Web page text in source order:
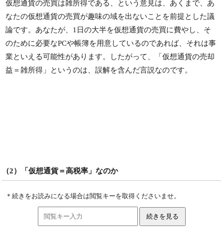
仮想通貨の売買は雑所得である、という意見は、あくまで、あ
なたの仮想通貨の売買が趣味の域を出ないことを前提とした議
論です。あなたが、1日の大半を仮想通貨の売買に費やし、そ
のために必要なPCや帳簿を用意しているのであれば、それは事
業といえる可能性があります。したがって、「仮想通貨の売却
益＝雑所得」というのは、誤解を含んだ言説なのです。
（2）「仮想通貨＝高税率」なのか
＊続きをお読みになる場合は閲覧キーを取得くださいませ。